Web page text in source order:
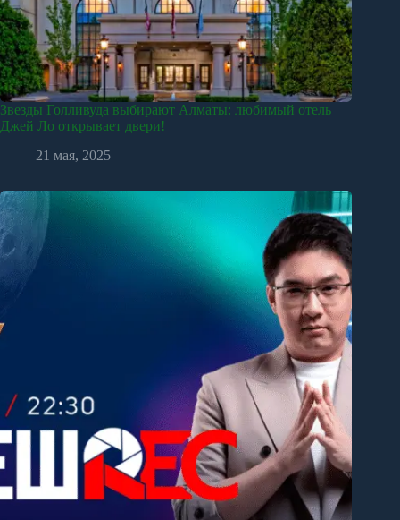
Звезды Голливуда выбирают Алматы: любимый отель
Джей Ло открывает двери!
21 мая, 2025